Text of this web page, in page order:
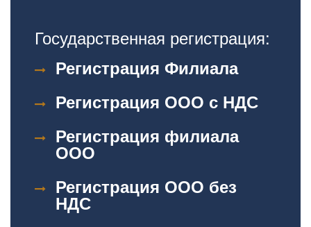
Государственная регистрация:
Регистрация Филиала
Регистрация ООО с НДС
Регистрация филиала
ООО
Регистрация ООО без
НДС